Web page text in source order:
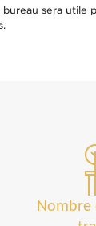
sera utile
Nombre